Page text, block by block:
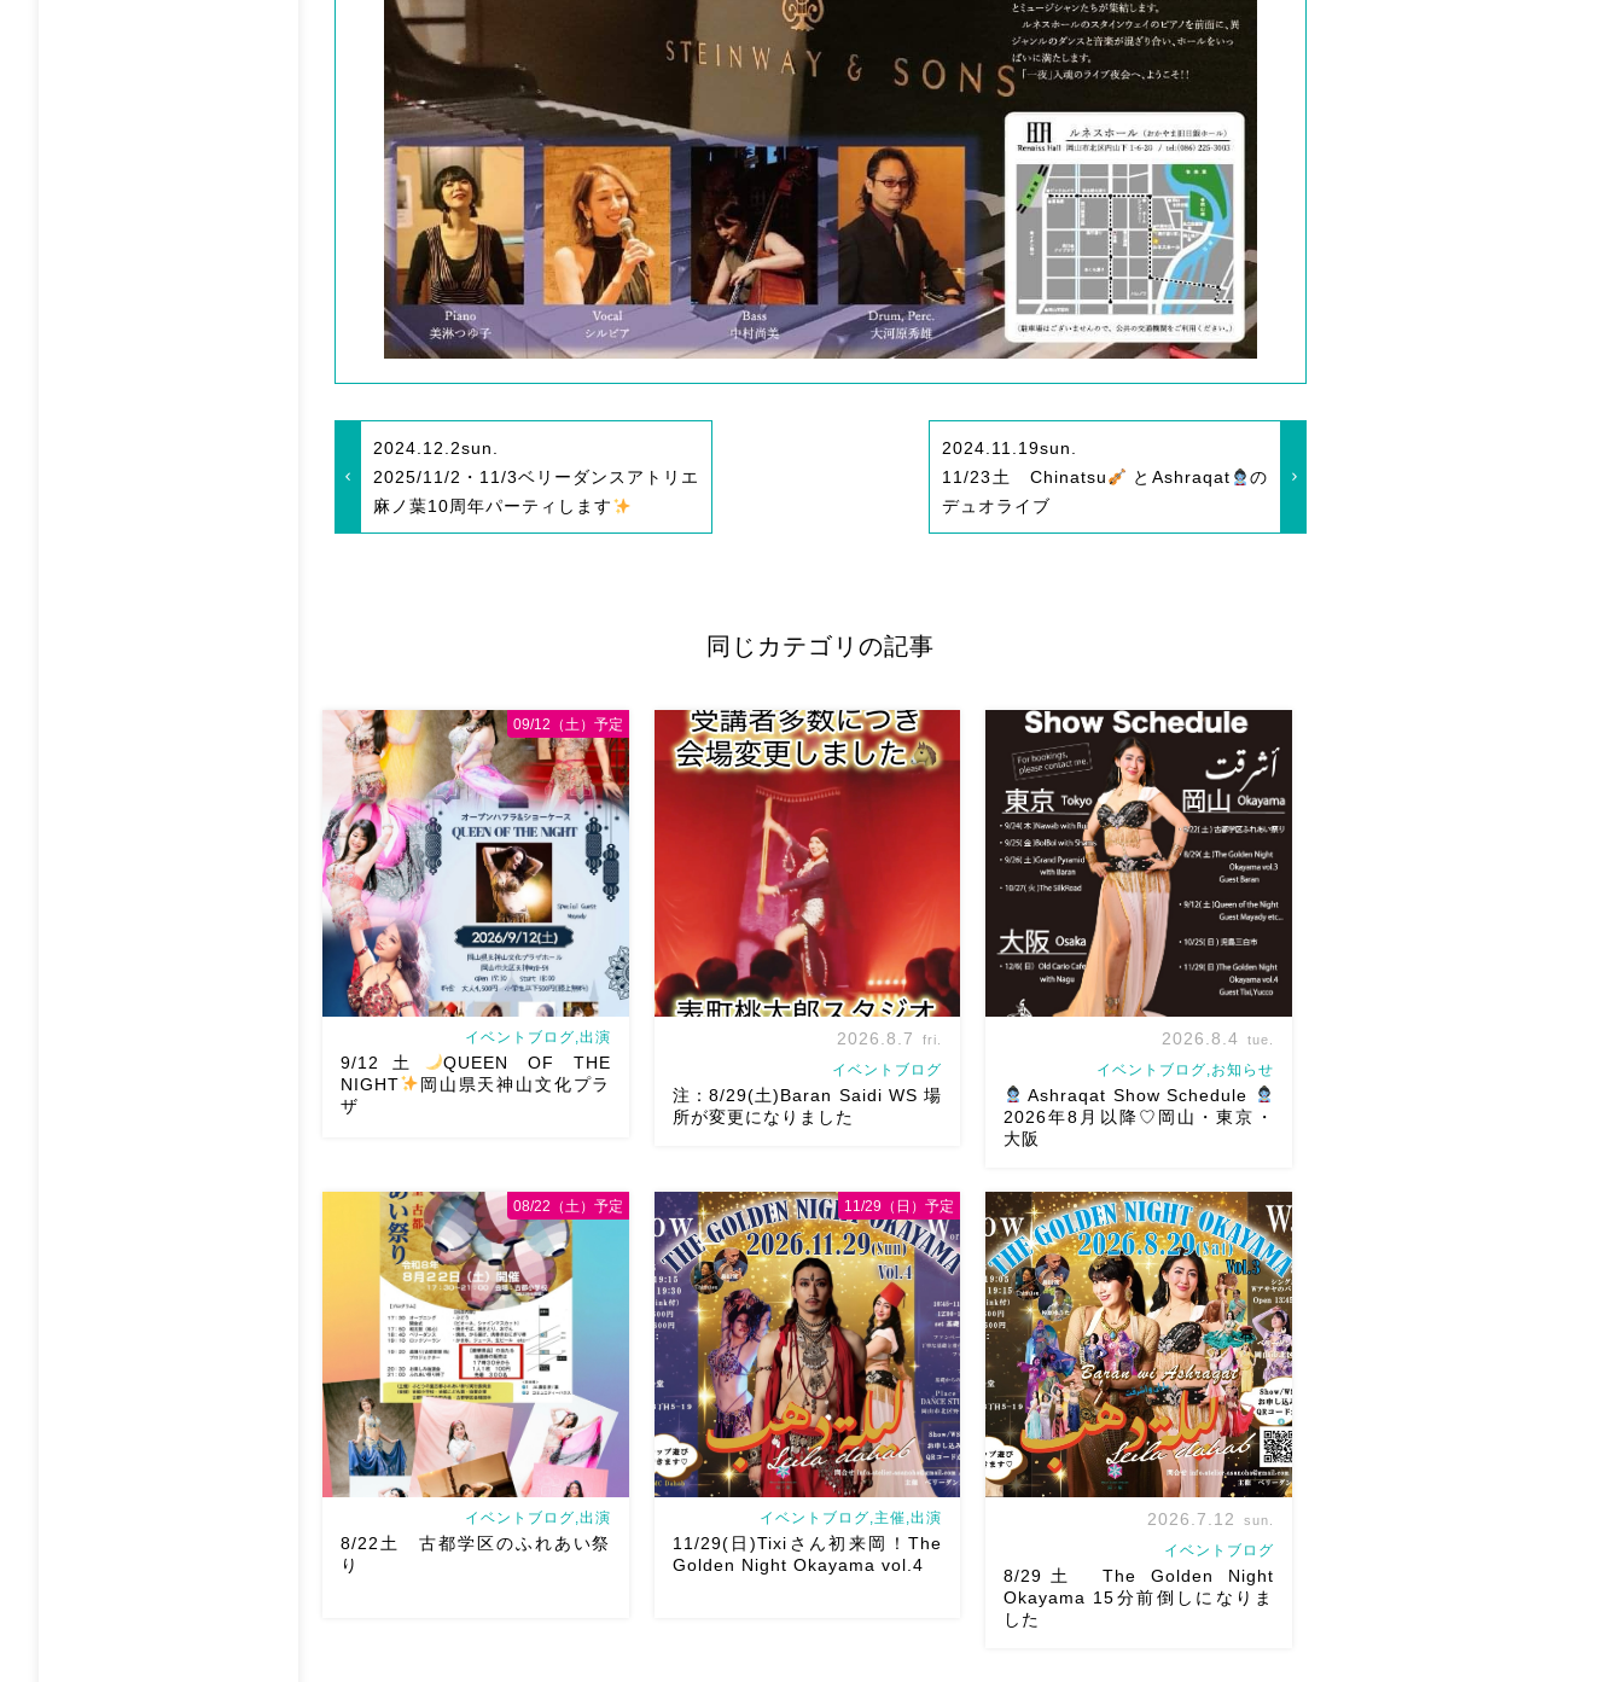
2024.12.2sun.
2025/11/2・11/3ベリーダンスアトリエ
麻ノ葉10周年パーティします
2024.11.19sun.
11/23土 Chinatsu
とAshraqat
の
デュオライブ
同じカテゴリの記事
2026/9/12(土)Ricoさん主催
QUEEN OF THE NIGHT岡山県天神山
文化プラザ Guestに女神
@mayadyorientaldance さん
オーラ浴びに行きましょー […]
イベントブログ,出演
9/12土
QUEEN OF THE
NIGHT
岡山県天神山文化プラ
ザ
09/12（土）予定
8/29（土）Baran Saidi WSお申し込み
多数につき会場変更しました♡ 表町桃
太郎スタジオ岡山県岡山市 北区表町2丁
目6-64 4階 ショー会場から近いの
で、安心♡駅からもバスで天満屋バス
ス […]
2026.8.7 fri.
イベントブログ
注：8/29(土)Baran Saidi WS 場
所が変更になりました
8月以降のショースケジュールです♡皆
様にお会いできますように
ご予約は
メッセージください
お待ちしていま
す
Ashraqat Show Schedule
岡山・8/22(土) […]
2026.8.4 tue.
イベントブログ,お知らせ
Ashraqat Show Schedule
2026年8月以降♡岡山・東京・
大阪
イベントブログ,出演
8/22土 古都学区のふれあい祭
り
08/22（土）予定
イベントブログ,主催,出演
11/29(日)Tixiさん初来岡！The
Golden Night Okayama vol.4
11/29（日）予定
2026.7.12 sun.
イベントブログ
8/29土 The Golden Night
Okayama 15分前倒しになりま
した